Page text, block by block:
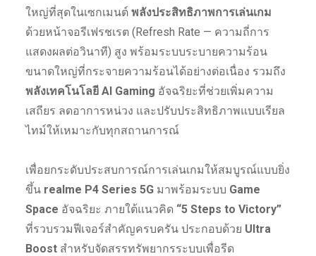
ใหญ่ที่สุดในเซกเมนต์ พลังประสิทธิภาพการเล่นเกม
ด้วยหน้าจอรีเฟรชเรต (Refresh Rate — ความถี่การ
แสดงผลต่อวินาที) สูง พร้อมระบบระบายความร้อน
ขนาดใหญ่ที่กระจายความร้อนได้อย่างต่อเนื่อง รวมถึง
พลังเทคโนโลยี AI Gaming อัจฉริยะที่ช่วยเพิ่มความ
เสถียร ลดอาการหน่วง และปรับประสิทธิภาพแบบเรียล
ไทม์ให้เหมาะกับทุกสถานการณ์
เพื่อยกระดับประสบการณ์การเล่นเกมให้สมบูรณ์แบบยิ่ง
ขึ้น realme P4 Series 5Gมาพร้อมระบบ Game
Space อัจฉริยะ ภายใต้แนวคิด “5 Steps to Victory”
ที่รวบรวมฟีเจอร์สำคัญครบครัน ประกอบด้วย Ultra
Boostสำหรับจัดสรรทรัพยากรระบบเพื่อรีด